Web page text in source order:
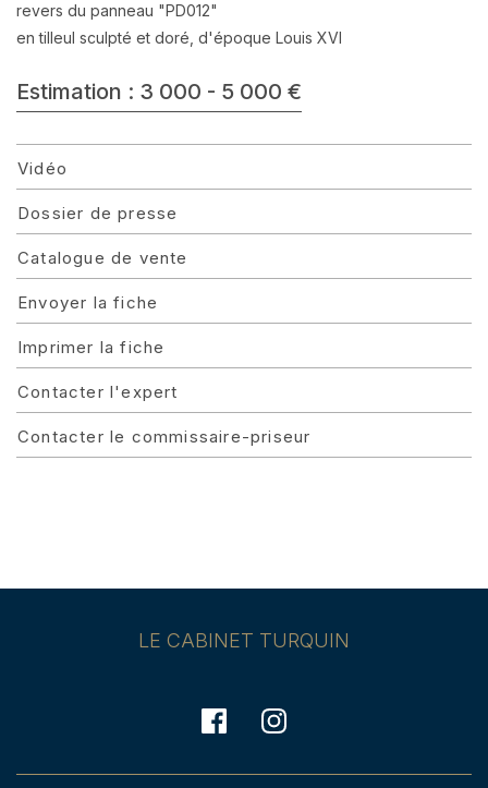
revers du panneau "PD012"
en tilleul sculpté et doré, d'époque Louis XVI
Estimation : 3 000 - 5 000 €
Vidéo
Dossier de presse
Catalogue de vente
Envoyer la fiche
Imprimer la fiche
Contacter l'expert
Contacter le commissaire-priseur
LE CABINET TURQUIN